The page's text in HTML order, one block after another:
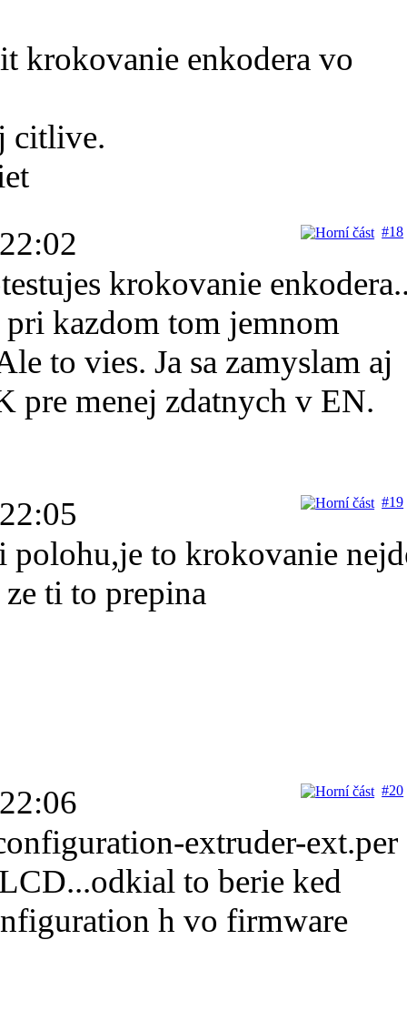
krokovanie enkodera vo
citlive.
#18
krokovanie
kazdom tom jemnom
to vies. Ja sa zamyslam aj
pre menej zdatnych v EN.
#19
polohu,je to krokovanie
ti to prepina
#20
extruder-ext.per
to berie ked
h vo firmware